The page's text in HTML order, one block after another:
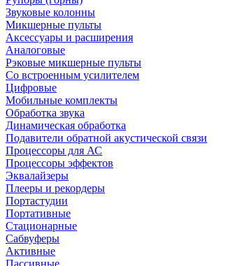
Звуковые колонны
Микшерные пульты
Аксессуары и расширения
Аналоговые
Рэковые микшерные пульты
Со встроенным усилителем
Цифровые
Мобильные комплекты
Обработка звука
Динамическая обработка
Подавители обратной акустической связи
Процессоры для АС
Процессоры эффектов
Эквалайзеры
Плееры и рекордеры
Портастудии
Портативные
Стационарные
Сабвуферы
Активные
Пассивные